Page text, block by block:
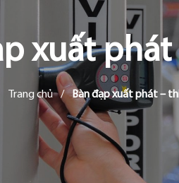
xuất
Trang chủ / Bàn đạp xuất phát –